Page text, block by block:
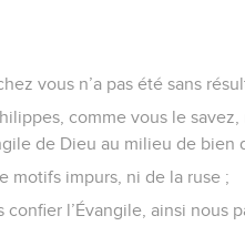
vous n’a pas été sans
comme vous le savez,
de Dieu au milieu de bien
motifs impurs, ni de la ruse ;
l’Évangile, ainsi nous